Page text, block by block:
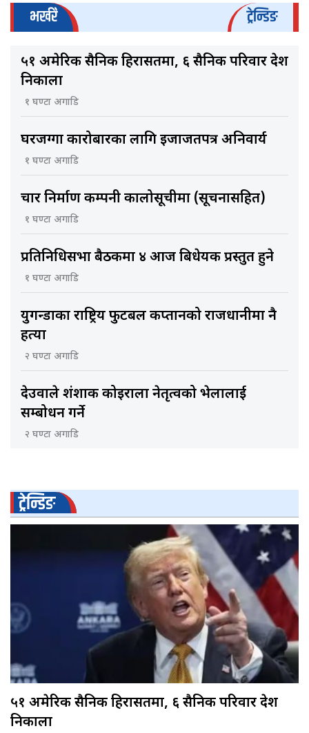
भर्खरै ट्रेन्डिङ
५१ अमेरिकी सैनिक हिरासतमा, ६ सैनिक परिवार देश
निकाला
१ घण्टा अगाडि
घरजग्गा कारोबारका लागि इजाजतपत्र अनिवार्य
१ घण्टा अगाडि
चार निर्माण कम्पनी कालोसूचीमा (सूचनासहित)
१ घण्टा अगाडि
प्रतिनिधिसभा बैठकमा ४ आज बिधेयक प्रस्तुत हुने
१ घण्टा अगाडि
युगन्डाका राष्ट्रिय फुटबल कप्तानको राजधानीमा नै
हत्या
२ घण्टा अगाडि
देउवाले शंशाक कोइराला नेतृत्वको भेलालाई
सम्बोधन गर्ने
२ घण्टा अगाडि
ट्रेन्डिङ
५१ अमेरिकी सैनिक हिरासतमा, ६ सैनिक परिवार देश
निकाला